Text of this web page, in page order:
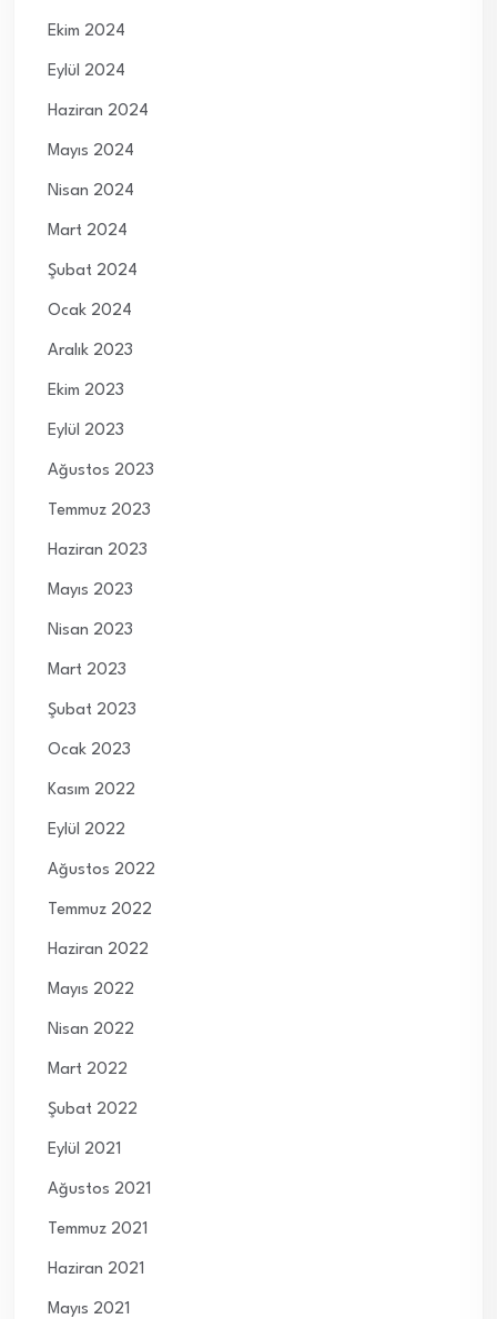
Ekim 2024
Eylül 2024
Haziran 2024
Mayıs 2024
Nisan 2024
Mart 2024
Şubat 2024
Ocak 2024
Aralık 2023
Ekim 2023
Eylül 2023
Ağustos 2023
Temmuz 2023
Haziran 2023
Mayıs 2023
Nisan 2023
Mart 2023
Şubat 2023
Ocak 2023
Kasım 2022
Eylül 2022
Ağustos 2022
Temmuz 2022
Haziran 2022
Mayıs 2022
Nisan 2022
Mart 2022
Şubat 2022
Eylül 2021
Ağustos 2021
Temmuz 2021
Haziran 2021
Mayıs 2021